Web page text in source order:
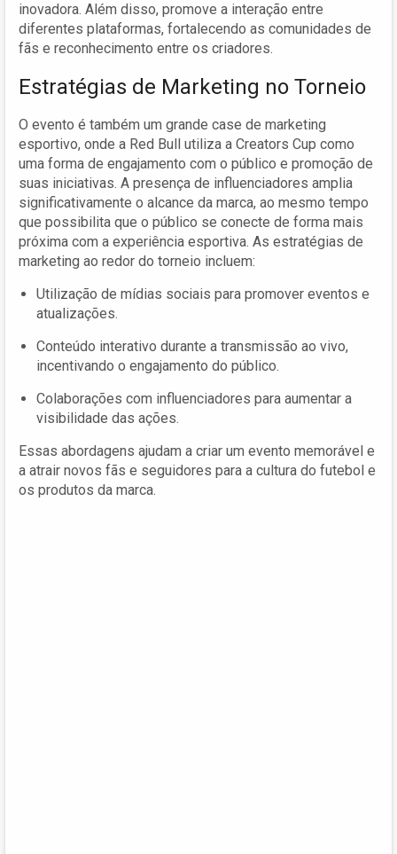
inovadora. Além disso, promove a interação entre
diferentes plataformas, fortalecendo as comunidades de
fãs e reconhecimento entre os criadores.
Estratégias de Marketing no Torneio
O evento é também um grande case de marketing
esportivo, onde a Red Bull utiliza a Creators Cup como
uma forma de engajamento com o público e promoção de
suas iniciativas. A presença de influenciadores amplia
significativamente o alcance da marca, ao mesmo tempo
que possibilita que o público se conecte de forma mais
próxima com a experiência esportiva. As estratégias de
marketing ao redor do torneio incluem:
Utilização de mídias sociais para promover eventos e
atualizações.
Conteúdo interativo durante a transmissão ao vivo,
incentivando o engajamento do público.
Colaborações com influenciadores para aumentar a
visibilidade das ações.
Essas abordagens ajudam a criar um evento memorável e
a atrair novos fãs e seguidores para a cultura do futebol e
os produtos da marca.